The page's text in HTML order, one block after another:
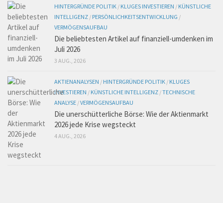
HINTERGRÜNDE POLITIK / KLUGES INVESTIEREN / KÜNSTLICHE
INTELLIGENZ / PERSÖNLICHKEITSENTWICKLUNG /
VERMÖGENSAUFBAU
Die beliebtesten Artikel auf finanziell-umdenken im
Juli 2026
3 AUG., 2026
AKTIENANALYSEN / HINTERGRÜNDE POLITIK / KLUGES
INVESTIEREN / KÜNSTLICHE INTELLIGENZ /TECHNISCHE
ANALYSE /VERMÖGENSAUFBAU
Die unerschütterliche Börse: Wie der Aktienmarkt
2026 jede Krise wegsteckt
4 AUG., 2026